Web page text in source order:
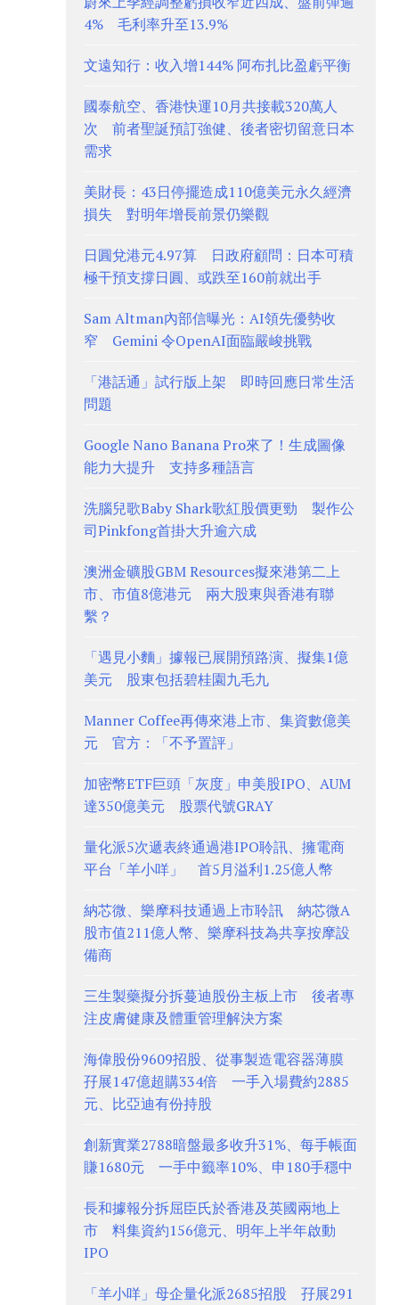
4% 毛利率升至13.9%
文遠知行：收入增144% 阿布扎比盈虧平衡
國泰航空、香港快運10月共接載320萬人
次 前者聖誕預訂強健、後者密切留意日本
需求
美財長：43日停擺造成110億美元永久經濟
損失 對明年增長前景仍樂觀
日圓兌港元4.97算 日政府顧問：日本可積
極干預支撐日圓、或跌至160前就出手
Sam Altman內部信曝光：AI領先優勢收
窄 Gemini 令OpenAI面臨嚴峻挑戰
「港話通」試行版上架 即時回應日常生活
問題
Google Nano Banana Pro來了！生成圖像
能力大提升 支持多種語言
洗腦兒歌Baby Shark歌紅股價更勁 製作公
司Pinkfong首掛大升逾六成
澳洲金礦股GBM Resources擬來港第二上
市、市值8億港元 兩大股東與香港有聯
繫？
「遇見小麵」據報已展開預路演、擬集1億
美元 股東包括碧桂園九毛九
Manner Coffee再傳來港上市、集資數億美
元 官方：「不予置評」
加密幣ETF巨頭「灰度」申美股IPO、AUM
達350億美元 股票代號GRAY
量化派5次遞表終通過港IPO聆訊、擁電商
平台「羊小咩」 首5月溢利1.25億人幣
納芯微、樂摩科技通過上市聆訊 納芯微A
股市值211億人幣、樂摩科技為共享按摩設
備商
三生製藥擬分拆蔓迪股份主板上市 後者專
注皮膚健康及體重管理解決方案
海偉股份9609招股、從事製造電容器薄膜
孖展147億超購334倍 一手入場費約2885
元、比亞迪有份持股
創新實業2788暗盤最多收升31%、每手帳面
賺1680元 一手中籤率10%、申180手穩中
長和據報分拆屈臣氏於香港及英國兩地上
市 料集資約156億元、明年上半年啟動
IPO
「羊小咩」母企量化派2685招股 孖展291